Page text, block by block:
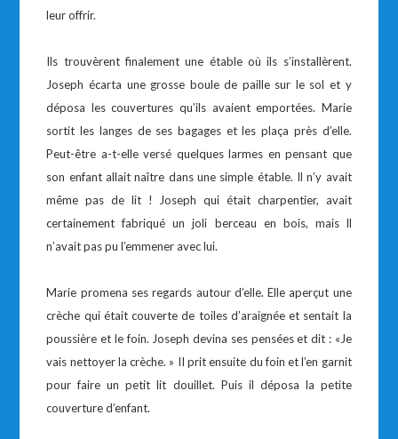
leur offrir.
Ils trouvèrent finalement une étable où ils s’installèrent.
Joseph écarta une grosse boule de paille sur le sol et y
déposa les couvertures qu’ils avaient emportées. Marie
sortit les langes de ses bagages et les plaça près d’elle.
Peut-être a-t-elle versé quelques larmes en pensant que
son enfant allait naître dans une simple étable. Il n’y avait
même pas de lit ! Joseph qui était charpentier, avait
certainement fabriqué un joli berceau en bois, mais ll
n’avait pas pu l’emmener avec lui.
Marie promena ses regards autour d’elle. Elle aperçut une
crèche qui était couverte de toiles d’araignée et sentait la
poussière et le foin. Joseph devina ses pensées et dit : «Je
vais nettoyer la crèche. » II prit ensuite du foin et l’en garnit
pour faire un petit lit douillet. Puis il déposa la petite
couverture d’enfant.